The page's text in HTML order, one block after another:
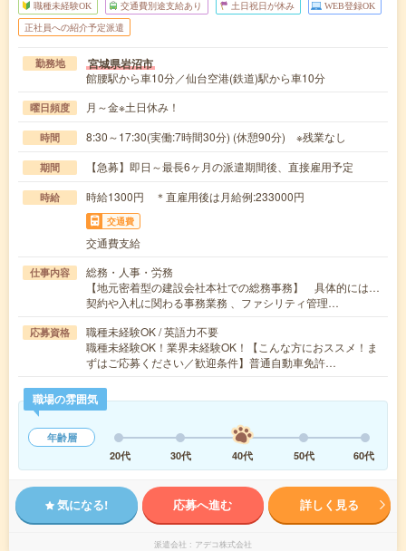
職種未経験OK 交通費別途支給あり 土日祝日が休み WEB登録OK
正社員への紹介予定派遣
勤務地 宮城県岩沼市
館腰駅から車10分／仙台空港(鉄道)駅から車10分
曜日頻度 月～金※土日休み！
時間 8:30～17:30(実働:7時間30分) (休憩90分) ※残業なし
期間 【急募】即日～最長6ヶ月の派遣期間後、直接雇用予定
時給 時給1300円 ＊直雇用後は月給例:233000円
交通費
交通費支給
仕事内容
総務・人事・労務
【地元密着型の建設会社本社での総務事務】 具体的には…
契約や入札に関わる事務業務 、ファシリティ管理…
応募資格
職種未経験OK / 英語力不要
職種未経験OK！業界未経験OK！【こんな方におススメ！ま
ずはご応募ください／歓迎条件】普通自動車免許…
職場の雰囲気
年齢層
20代
30代 40代 50代 60代
気になる! 応募へ進む 詳しく見る
派遣会社 アデコ株式会社